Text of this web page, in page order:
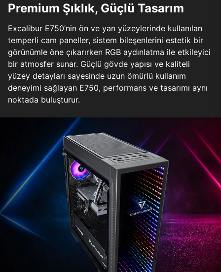
Premium Şıklık, Güçlü Tasarım
Excalibur E750’nin ön ve yan yüzeylerinde kullanılan
temperli cam paneller, sistem bileşenlerini estetik bir
görünümle öne çıkarırken RGB aydınlatma ile etkileyici
bir atmosfer sunar. Güçlü gövde yapısı ve kaliteli
yüzey detayları sayesinde uzun ömürlü kullanım
deneyimi sağlayan E750, performans ve tasarımı aynı
noktada buluşturur.